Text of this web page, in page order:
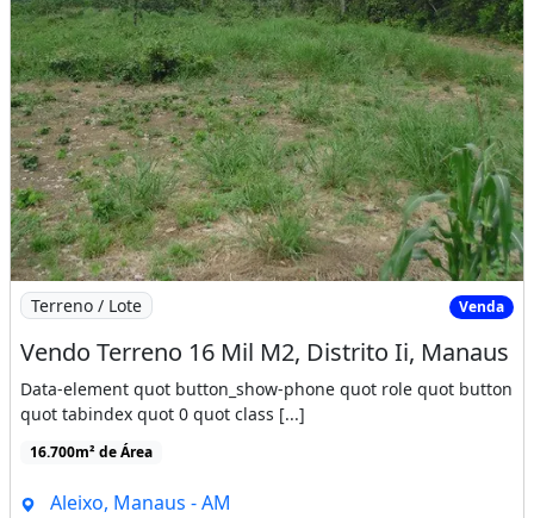
Imagem: Vendo Terreno 16 Mil M2, Distrito Ii, Manaus
Terreno / Lote Venda
Vendo Terreno 16 Mil M2, Distrito Ii, Manaus
Data-element quot button_show-phone quot role quot button
quot tabindex quot 0 quot class [...]
16.700m² de Área
Aleixo, Manaus - AM